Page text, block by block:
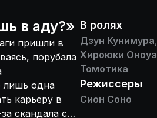
с
в
ему не
в аду?»
пришли в
порубала
лишь одна
карьеру в
скандала с
В ролях
Дзун Кунимура,
Хироюки Оноуэ
Томотика
Режиссеры
Сион Соно